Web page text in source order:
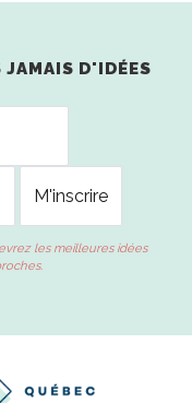
JAMAIS D'IDÉES
les meilleures idées